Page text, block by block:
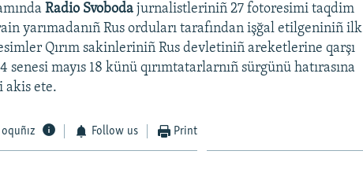
Radio Svoboda jurnalistleriniñ 27 fotoresimi taqdim
yarımadanıñ Rus orduları tarafından işğal etilgeniniñ ilk
Qırım sakinleriniñ Rus devletiniñ areketlerine qarşı
senesi mayıs 18 künü qırımtatarlarnıñ sürgünü hatırasına
akis ete.
Follow us Print